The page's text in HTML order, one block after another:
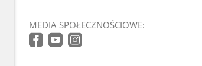
MEDIA SPOŁECZNOŚCIOWE: